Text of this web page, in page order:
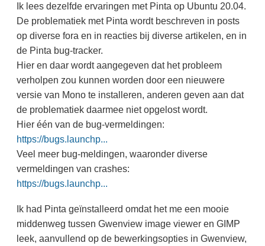
Ik lees dezelfde ervaringen met Pinta op Ubuntu 20.04.
De problematiek met Pinta wordt beschreven in posts
op diverse fora en in reacties bij diverse artikelen, en in
de Pinta bug-tracker.
Hier en daar wordt aangegeven dat het probleem
verholpen zou kunnen worden door een nieuwere
versie van Mono te installeren, anderen geven aan dat
de problematiek daarmee niet opgelost wordt.
Hier één van de bug-vermeldingen:
https://bugs.launchp...
Veel meer bug-meldingen, waaronder diverse
vermeldingen van crashes:
https://bugs.launchp...
Ik had Pinta geïnstalleerd omdat het me een mooie
middenweg tussen Gwenview image viewer en GIMP
leek, aanvullend op de bewerkingsopties in Gwenview,